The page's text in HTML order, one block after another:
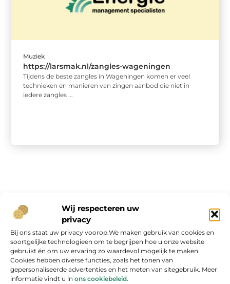
Wij respecteren uw
privacy
Bij ons staat uw privacy voorop.We maken gebruik van cookies en
soortgelijke technologieën om te begrijpen hoe u onze website
gebruikt én om uw ervaring zo waardevol mogelijk te maken.
Cookies hebben diverse functies, zoals het tonen van
gepersonaliseerde advertenties en het meten van sitegebruik. Meer
informatie vindt u in ons cookiebeleid.
Muziek
https://larsmak.nl/zangles-wageningen
Tijdens de beste zangles in Wageningen komen er veel
technieken en manieren van zingen aanbod die niet in
iedere zangles ...
Onze informatie